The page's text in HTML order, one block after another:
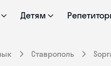
Детям
Ставрополь